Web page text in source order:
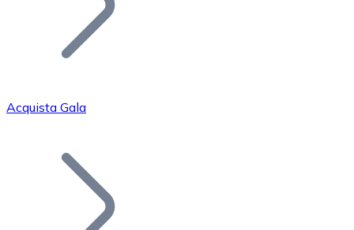
Bitcoin
Acquista Gala